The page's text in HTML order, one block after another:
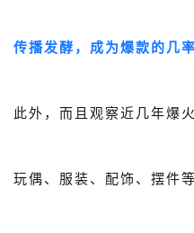
传播发酵，成为爆款的几
此外，而且观察近几年爆
玩偶、服装、配饰、摆件